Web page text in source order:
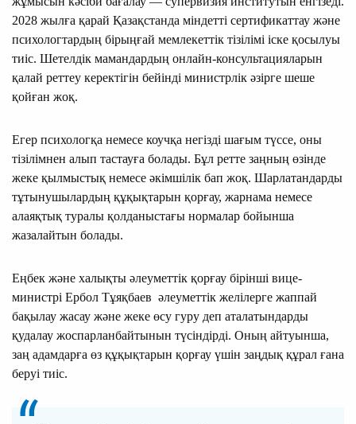
2028 жылға қарай Қазақстанда міндетті сертификаттау және
психологтардың бірыңғай мемлекеттік тізілімі іске қосылуы
тиіс. Шетелдік мамандардың онлайн-консультацияларын
қалай реттеу керектігін бейінді министрлік әзірге шеше
қойған жоқ.
Егер психологқа немесе коучқа негізді шағым түссе, оны
тізілімнен алып тастауға болады. Бұл ретте заңның өзінде
жеке қылмыстық немесе әкімшілік бап жоқ. Шарлатандарды
тұтынушылардың құқықтарын қорғау, жарнама немесе
алаяқтық туралы қолданыстағы нормалар бойынша
жазалайтын болады.
Еңбек және халықты әлеуметтік қорғау бірінші вице-
министрі Ербол Тұяқбаев әлеуметтік желілерге жаппай
бақылау жасау және жеке өсу гуру деп аталатындарды
қудалау жоспарланбайтынын түсіндірді. Оның айтуынша,
заң адамдарға өз құқықтарын қорғау үшін заңдық құрал ғана
беруі тиіс.